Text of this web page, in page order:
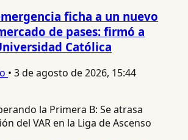
ficha a un nuevo
de pases: firmó a
Católica
• 3 de agosto de 2026, 15:44